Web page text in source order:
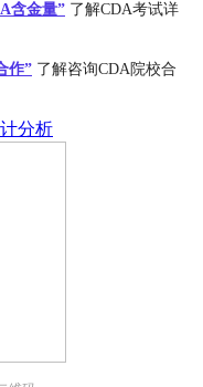
含金量” 了解CDA考试详
作” 了解咨询CDA院校合
分析